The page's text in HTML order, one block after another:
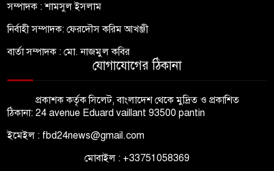
সম্পাদক : শামসুল ইসলাম
নির্বাহী সম্পাদক: ফেরদৌস করিম আখঞ্জী
বার্তা সম্পাদক : মো. নাজমুল কবির
যোগাযোগের ঠিকানা
প্রকাশক কর্তৃক সিলেট, বাংলাদেশ থেকে মুদ্রিত ও প্রকাশিত
ঠিকানা: 24 avenue Eduard vaillant 93500 pantin
ইমেইল : fbd24news@gmail.com
মোবাইল : +33751058369